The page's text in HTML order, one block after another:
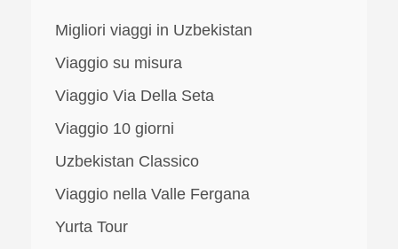
Migliori viaggi in Uzbekistan
Viaggio su misura
Viaggio Via Della Seta
Viaggio 10 giorni
Uzbekistan Classico
Viaggio nella Valle Fergana
Yurta Tour